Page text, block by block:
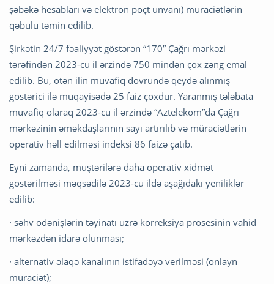
şəbəkə hesabları və elektron poçt ünvanı) müraciətlərin
qəbulu təmin edilib.
Şirkətin 24/7 fəaliyyət göstərən “170” Çağrı mərkəzi
tərəfindən 2023-cü il ərzində 750 mindən çox zəng emal
edilib. Bu, ötən ilin müvafiq dövründə qeydə alınmış
göstərici ilə müqayisədə 25 faiz çoxdur. Yaranmış tələbata
müvafiq olaraq 2023-cü il ərzində “Aztelekom”da Çağrı
mərkəzinin əməkdaşlarının sayı artırılıb və müraciətlərin
operativ həll edilməsi indeksi 86 faizə çatıb.
Eyni zamanda, müştərilərə daha operativ xidmət
göstərilməsi məqsədilə 2023-cü ildə aşağıdakı yeniliklər
edilib:
∙ səhv ödənişlərin təyinatı üzrə korreksiya prosesinin vahid
mərkəzdən idarə olunması;
∙ alternativ əlaqə kanalının istifadəyə verilməsi (onlayn
müraciət);